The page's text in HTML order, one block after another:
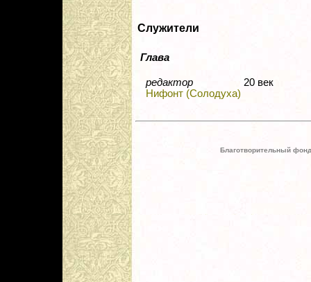
Служители
Глава
редактор
Нифонт (Солодуха)
20 век
Благотворительный